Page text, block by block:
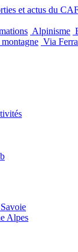
Alpinisme
Via
Alpes